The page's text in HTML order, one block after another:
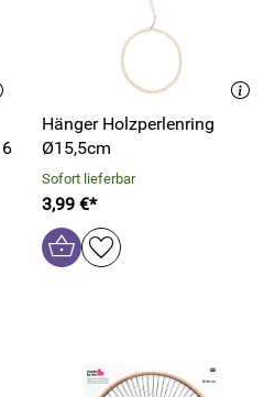
Hänger Holzperlenring
Ø15,5cm
Sofort lieferbar
3,99 €*